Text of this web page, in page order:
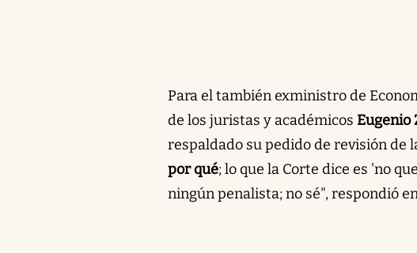
Para el también exministro de
de los juristas y académicos Eugenio
respaldado su pedido de revisión de
por qué; lo que la Corte dice es 'no
ningún penalista; no sé", respondió